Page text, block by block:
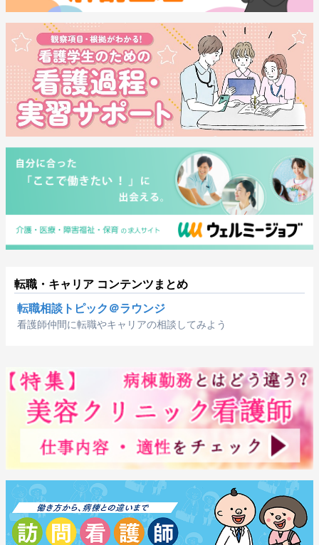
転職・キャリア コンテンツまとめ
転職相談トピック＠ラウンジ
看護師仲間に転職やキャリアの相談してみよう